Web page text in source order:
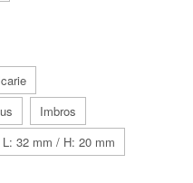
Imbros
32 mm / H: 20 mm